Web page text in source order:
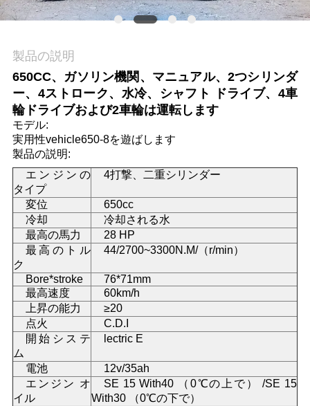
に
絡
し
な
さ
い
引
用
を
要
求
し
な
製品の説明
650CC、ガソリン機関、マニュアル、2つシリンダ
ー、4ストローク、水冷、シャフト ドライブ、4車
輪ドライブおよび2車輪は運転します
モデル:
実用性vehicle650-8を遊ばします
製品の説明:
エンジンの
タイプ
4打撃、二重シリンダー
変位
650cc
冷却
冷却される水
最高の馬力
28 HP
最高のトル
ク
44/2700~3300N.M/（r/min）
Bore*stroke
76*71mm
最高速度
60km/h
上昇の能力
≥20
点火
C.D.I
開始システ
ム
lectric E
電池
12v/35ah
エンジン オ
イル
SE 15 With40 （0℃の上で） /SE 15
With30 （0℃の下で）